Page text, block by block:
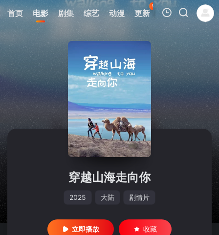
首页 电影 剧集 综艺 动漫 更新
50
热榜 APP
我的观影记录
暂无观看影片的记录
穿越山海走向你
2025 大陆 剧情片
立即播放 收藏